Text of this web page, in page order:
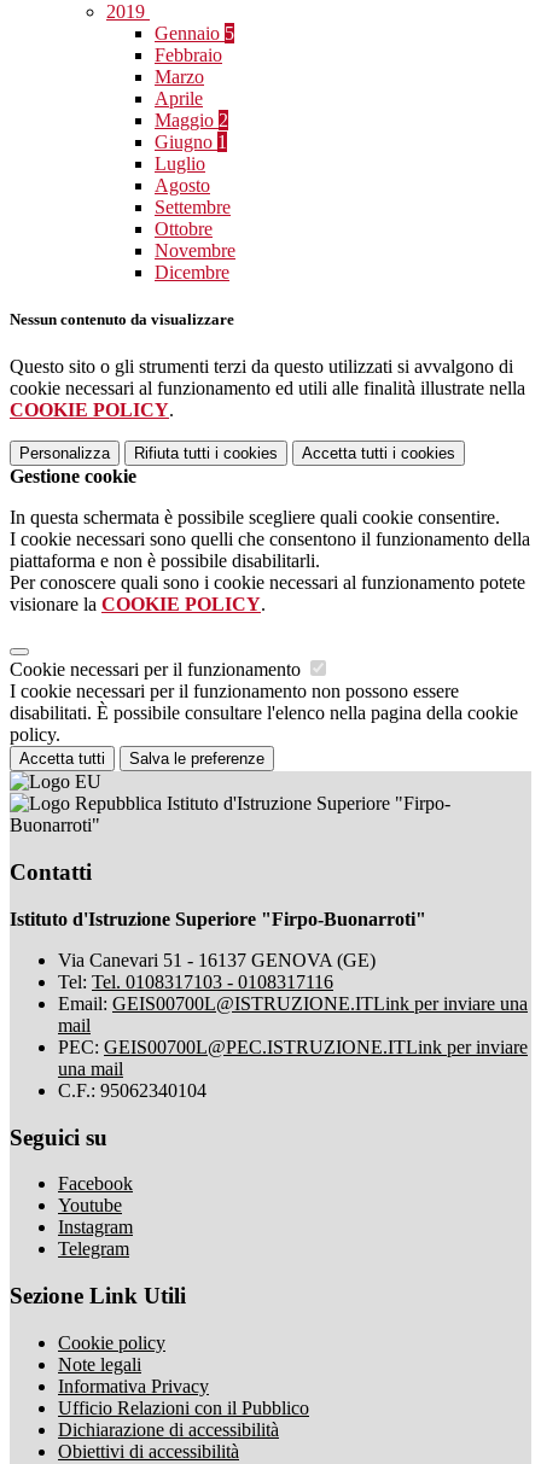
2019
Gennaio 5
Febbraio
Marzo
Aprile
Maggio 2
Giugno 1
Luglio
Agosto
Settembre
Ottobre
Novembre
Dicembre
Nessun contenuto da visualizzare
Questo sito o gli strumenti terzi da questo utilizzati si avvalgono di
cookie necessari al funzionamento ed utili alle finalità illustrate nella
COOKIE POLICY.
Personalizza Rifiuta tutti i cookies Accetta tutti i cookies
Gestione cookie
In questa schermata è possibile scegliere quali cookie consentire.
I cookie necessari sono quelli che consentono il funzionamento della
piattaforma e non è possibile disabilitarli.
Per conoscere quali sono i cookie necessari al funzionamento potete
visionare la COOKIE POLICY.
Cookie necessari per il funzionamento
I cookie necessari per il funzionamento non possono essere
disabilitati. È possibile consultare l'elenco nella pagina della cookie
policy.
Accetta tutti Salva le preferenze
Istituto d'Istruzione Superiore "Firpo-
Buonarroti"
Contatti
Istituto d'Istruzione Superiore "Firpo-Buonarroti"
Via Canevari 51 - 16137 GENOVA (GE)
Tel: Tel. 0108317103 - 0108317116
Email: GEIS00700L@ISTRUZIONE.ITLink per inviare una
mail
PEC: GEIS00700L@PEC.ISTRUZIONE.ITLink per inviare
una mail
C.F.: 95062340104
Seguici su
Facebook
Youtube
Instagram
Telegram
Sezione Link Utili
Cookie policy
Note legali
Informativa Privacy
Ufficio Relazioni con il Pubblico
Dichiarazione di accessibilità
Obiettivi di accessibilità